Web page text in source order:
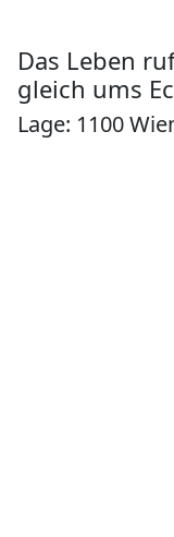
Das Leben
gleich ums
Lage: 1100